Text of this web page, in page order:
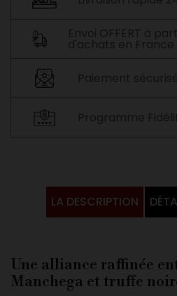
LA DESCRIPTION
Une alliance raffinée
Manchega et truffe